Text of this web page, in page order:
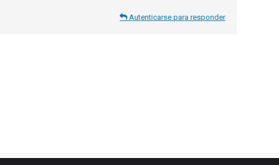
Autenticarse para responder